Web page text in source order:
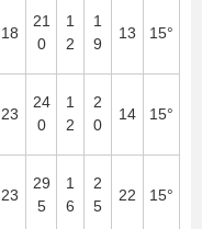
18
21
0
1
2
1
9
13 15°
23
24
0
1
2
2
0
14 15°
23
29
5
1
6
2
5
22 15°